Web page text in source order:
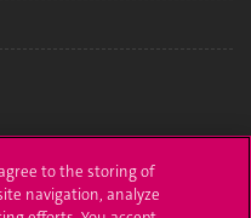
agree to the storing of
navigation, analyze